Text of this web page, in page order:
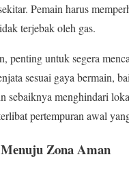
Pemain harus
terjebak oleh gas.
penting untuk segera
sesuai gaya bermain,
sebaiknya menghindari
pertempuran awal
Zona Aman